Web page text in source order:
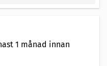
1 månad innan